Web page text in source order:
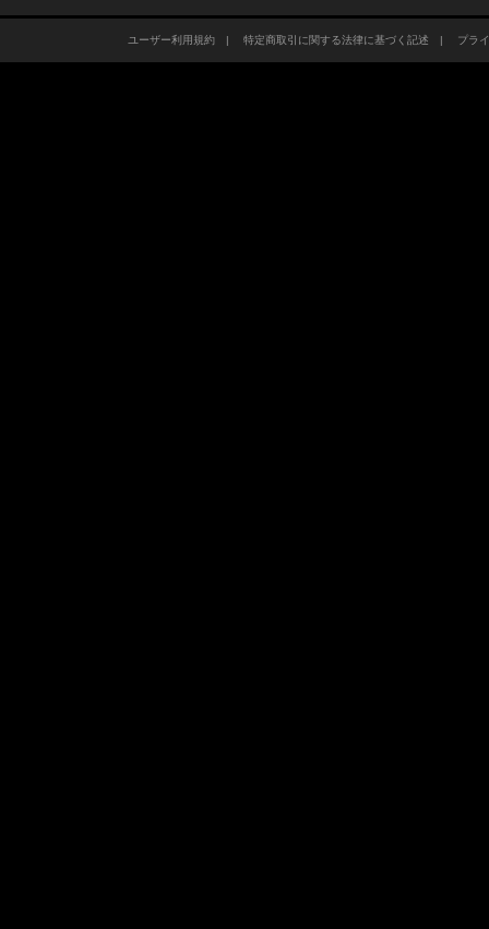
ユーザー利用規約| 特定商取引に関する法律に基づく記述 | プラ